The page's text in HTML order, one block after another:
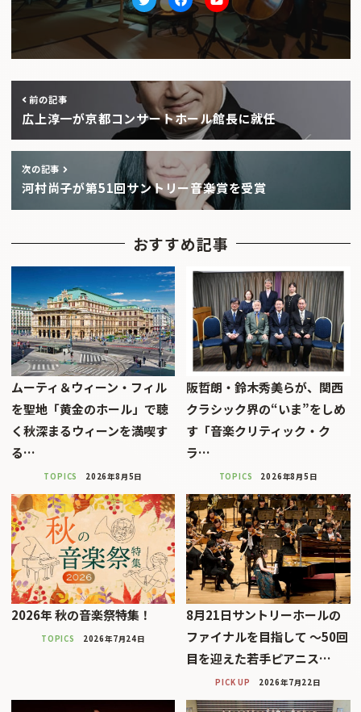
TwitterfacebookYoutube
前の記事
広上淳一が京都コンサートホール館長に就任
次の記事
河村尚子が第51回サントリー音楽賞を受賞
おすすめ記事
ムーティ＆ウィーン・フィル
を聖地「黄金のホール」で聴
く秋深まるウィーンを満喫す
る…
TOPICS 2026年8月5日
阪哲朗・鈴木秀美らが、関西
クラシック界の“いま”をしめ
す「音楽クリティック・ク
ラ…
TOPICS 2026年8月5日
2026年 秋の音楽祭特集！
TOPICS 2026年7月24日
8月21日サントリーホールの
ファイナルを目指して 〜50回
目を迎えた若手ピアニス…
PICK UP 2026年7月22日